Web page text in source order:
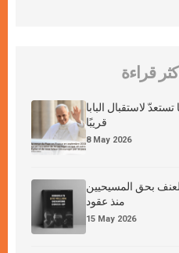
قراءة
لاستقبال البابا
قريبًا
8 May 2026
بحق المسيحيين
منذ عقود
15 May 2026